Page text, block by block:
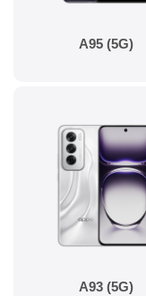
A95 (5G)
A93 (5G)